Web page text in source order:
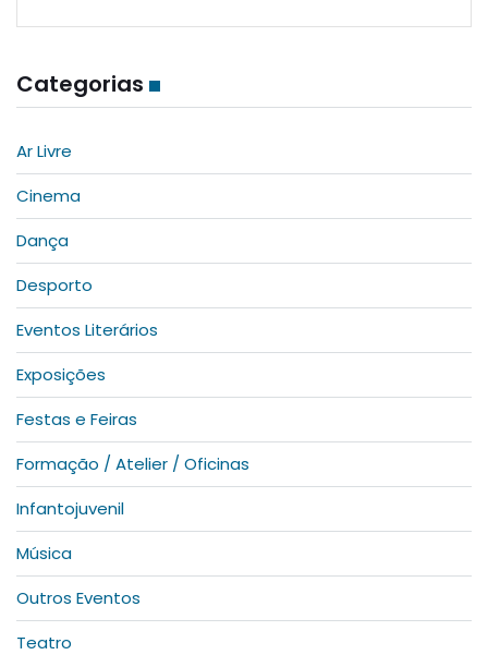
Categorias
Ar Livre
Cinema
Dança
Desporto
Eventos Literários
Exposições
Festas e Feiras
Formação / Atelier / Oficinas
Infantojuvenil
Música
Outros Eventos
Teatro